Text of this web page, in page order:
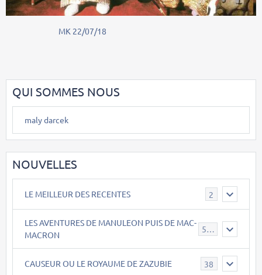
MK 22/07/18
QUI SOMMES NOUS
maly darcek
NOUVELLES
LE MEILLEUR DES RECENTES 2
LES AVENTURES DE MANULEON PUIS DE MAC-
MACRON
543
CAUSEUR OU LE ROYAUME DE ZAZUBIE 38